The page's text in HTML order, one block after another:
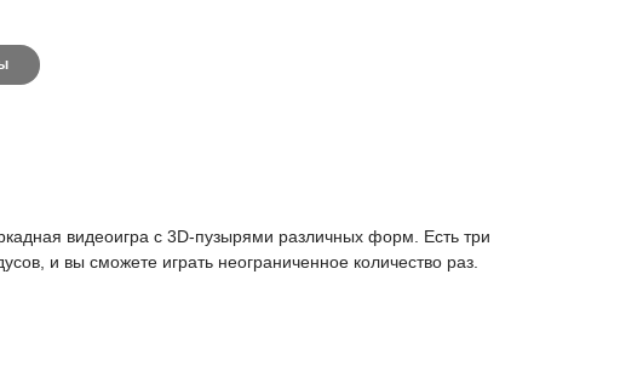
видеоигра с 3D-пузырями различных форм. Есть три
и вы сможете играть неограниченное количество раз.